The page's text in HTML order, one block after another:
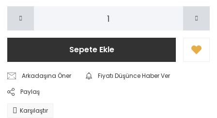
Sepete Ekle
Arkadaşına Öner
Fiyatı Düşünce Haber Ver
Paylaş
Karşılaştır